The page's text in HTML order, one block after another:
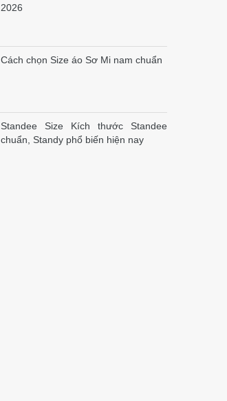
2026
Cách chọn Size áo Sơ Mi nam chuẩn
Standee Size Kích thước Standee
chuẩn, Standy phổ biến hiện nay